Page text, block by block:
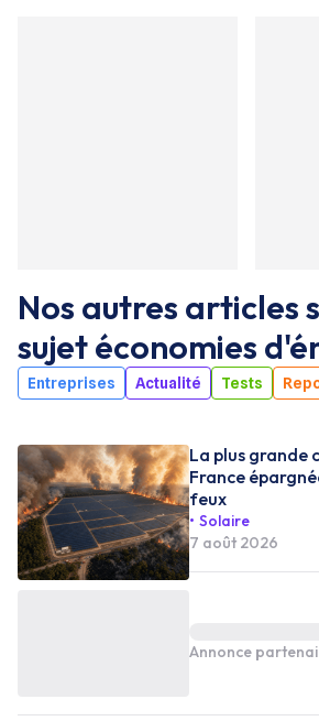
Nos autres articles
sujetéconomies
Entreprises Actualité Tests
La plus grande
France
feux
Solaire
7 août 2026
Annonce